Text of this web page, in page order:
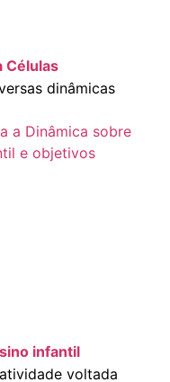
Células
dinâmicas
infantil
voltada